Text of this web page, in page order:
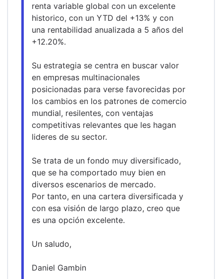
renta variable global con un excelente
historico, con un YTD del +13% y con
una rentabilidad anualizada a 5 años del
+12.20%.
Su estrategia se centra en buscar valor
en empresas multinacionales
posicionadas para verse favorecidas por
los cambios en los patrones de comercio
mundial, resilentes, con ventajas
competitivas relevantes que les hagan
lideres de su sector.
Se trata de un fondo muy diversificado,
que se ha comportado muy bien en
diversos escenarios de mercado.
Por tanto, en una cartera diversificada y
con esa visión de largo plazo, creo que
es una opción excelente.
Un saludo,
Daniel Gambin